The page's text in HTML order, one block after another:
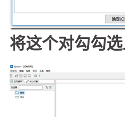
将这个对勾勾